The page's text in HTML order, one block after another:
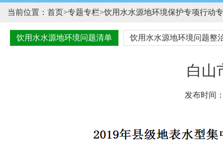
当前位置： 首页>专题专栏>饮用水水源地环境保护专项行动
饮用水水源地环境问题清单 饮用水水源地环境问题整
白山
发布时间